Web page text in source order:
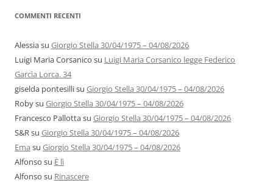
COMMENTI RECENTI
Alessiasu Giorgio Stella 30/04/1975 – 04/08/2026
Luigi Maria Corsanico su Luigi Maria Corsanico legge Federico
Garcìa Lorca. 34
giselda pontesillisu Giorgio Stella 30/04/1975 – 04/08/2026
Robysu Giorgio Stella 30/04/1975 – 04/08/2026
Francesco Pallottasu Giorgio Stella 30/04/1975 – 04/08/2026
S&Rsu Giorgio Stella 30/04/1975 – 04/08/2026
Ema su Giorgio Stella 30/04/1975 – 04/08/2026
Alfonso su È lì
Alfonso su Rinascere